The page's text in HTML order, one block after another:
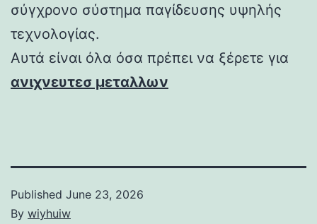
σύγχρονο σύστημα παγίδευσης υψηλής
τεχνολογίας.
Αυτά είναι όλα όσα πρέπει να ξέρετε για
ανιχνευτεσ μεταλλων
Published June 23, 2026
By wiyhuiw